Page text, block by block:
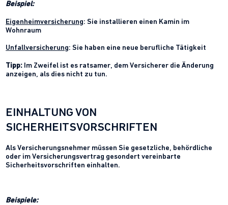
Beispiel:
Eigenheimversicherung: Sie installieren einen Kamin im
Wohnraum
Unfallversicherung: Sie haben eine neue berufliche Tätigkeit
Tipp: Im Zweifel ist es ratsamer, dem Versicherer die Änderung
anzeigen, als dies nicht zu tun.
EINHALTUNG VON
SICHERHEITSVORSCHRIFTEN
Als Versicherungsnehmer müssen Sie gesetzliche, behördliche
oder im Versicherungsvertrag gesondert vereinbarte
Sicherheitsvorschriften einhalten.
Beispiele: